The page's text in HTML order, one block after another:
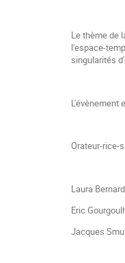
Le thème de
l'espace-
singularités
L'évènement
Orateur-rice-s
Laura
Eric
Jacques